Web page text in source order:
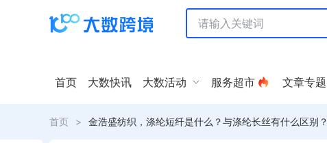
首页 大数快讯 大数活动 服务超市 文章专题
首页 > 金浩盛纺织，涤纶短纤是什么？与涤纶长丝有什么区别？